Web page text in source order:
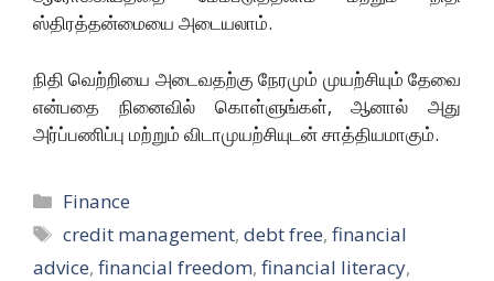
ஸ்திரத்தன்மையை அடையலாம்.
நிதி வெற்றியை அடைவதற்கு நேரமும் முயற்சியும் தேவை
என்பதை நினைவில் கொள்ளுங்கள், ஆனால் அது
அர்ப்பணிப்பு மற்றும் விடாமுயற்சியுடன் சாத்தியமாகும்.
Categories
Finance
Tags
credit management,debt free,financial
advice, financial freedom, financial literacy,